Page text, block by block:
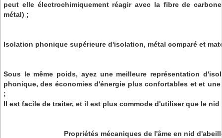
peut elle électrochimiquement réagir avec la fibre de
métal) ;
Isolation phonique supérieure d'isolation, métal comparé et
Sous le même poids, ayez une meilleure représentation
phonique, des économies d'énergie plus confortables et et
;
Il est facile de traiter, et il est plus commode d'utiliser que le nid
Propriétés mécaniques de l'âme en nid